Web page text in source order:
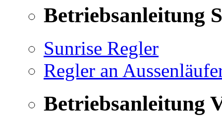
Betriebsanleitung
Sunrise Regler
Regler an
Betriebsanleitung